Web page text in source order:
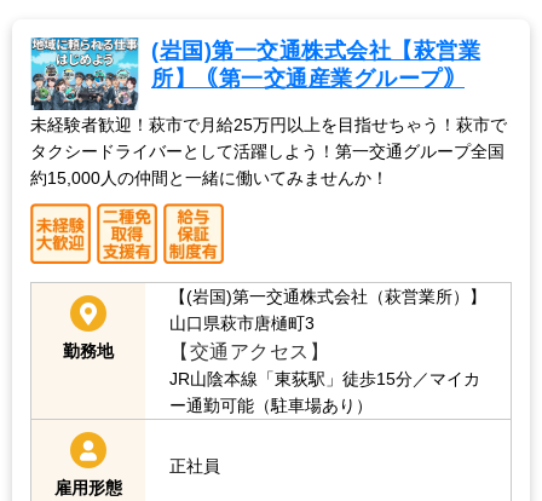
(岩国)第一交通株式会社【萩営業
所】｟第一交通産業グループ｠
未経験者歓迎！萩市で月給25万円以上を目指せちゃう！萩市で
タクシードライバーとして活躍しよう！第一交通グループ全国
約15,000人の仲間と一緒に働いてみませんか！
勤務地
【(岩国)第一交通株式会社（萩営業所）】
山口県萩市唐樋町3
【交通アクセス】
JR山陰本線「東荻駅」徒歩15分／マイカ
ー通勤可能（駐車場あり）
雇用形態
正社員